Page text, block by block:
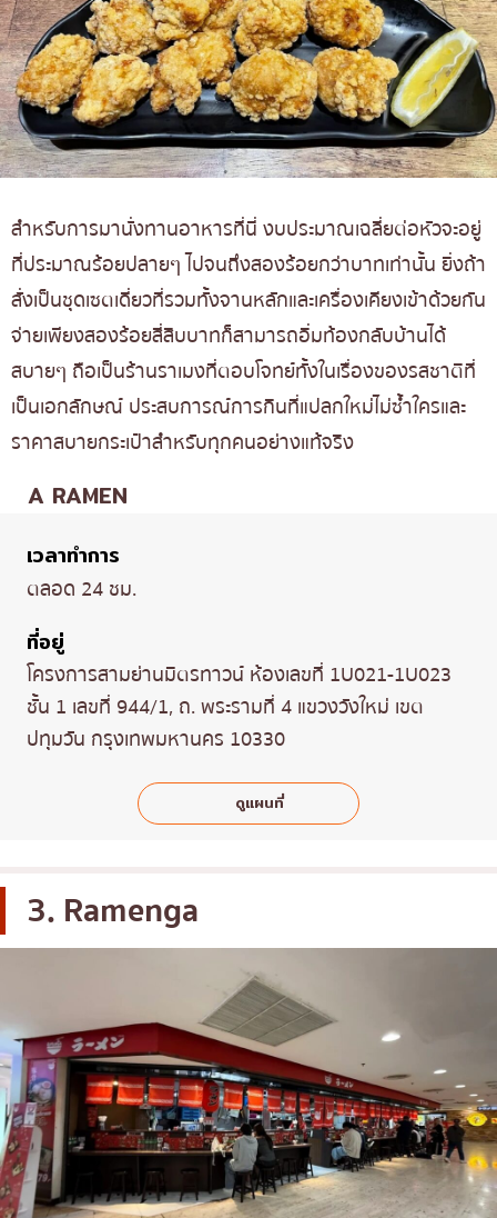
สำหรับการมานั่งทานอาหารที่นี่ งบประมาณเฉลี่ยต่อหัวจะอยู่
ที่ประมาณร้อยปลายๆ ไปจนถึงสองร้อยกว่าบาทเท่านั้น ยิ่งถ้า
สั่งเป็นชุดเซตเดี่ยวที่รวมทั้งจานหลักและเครื่องเคียงเข้าด้วยกัน
จ่ายเพียงสองร้อยสี่สิบบาทก็สามารถอิ่มท้องกลับบ้านได้
สบายๆ ถือเป็นร้านราเมงที่ตอบโจทย์ทั้งในเรื่องของรสชาติที่
เป็นเอกลักษณ์ ประสบการณ์การกินที่แปลกใหม่ไม่ซ้ำใครและ
ราคาสบายกระเป๋าสำหรับทุกคนอย่างแท้จริง
A RAMEN
เวลาทำการ
ตลอด 24 ชม.
ที่อยู่
โครงการสามย่านมิตรทาวน์ ห้องเลขที่ 1U021-1U023
ชั้น 1 เลขที่ 944/1, ถ. พระรามที่ 4 แขวงวังใหม่ เขต
ปทุมวัน กรุงเทพมหานคร 10330
ดูแผนที่
3. Ramenga